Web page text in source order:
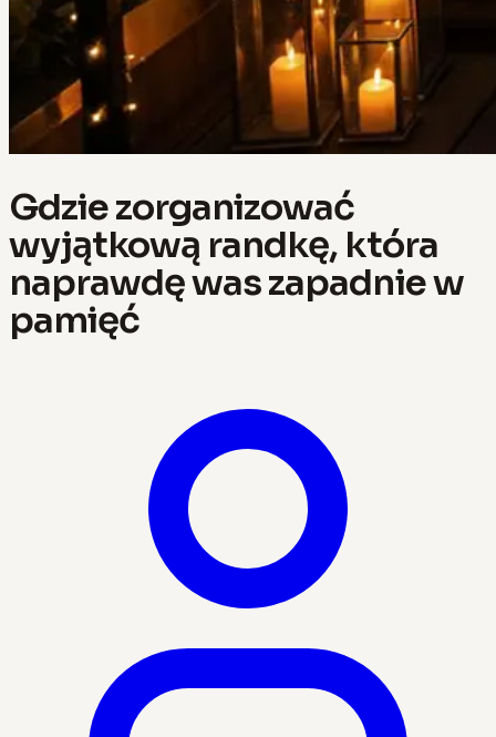
Gdzie zorganizować
wyjątkową randkę, która
naprawdę was zapadnie w
pamięć